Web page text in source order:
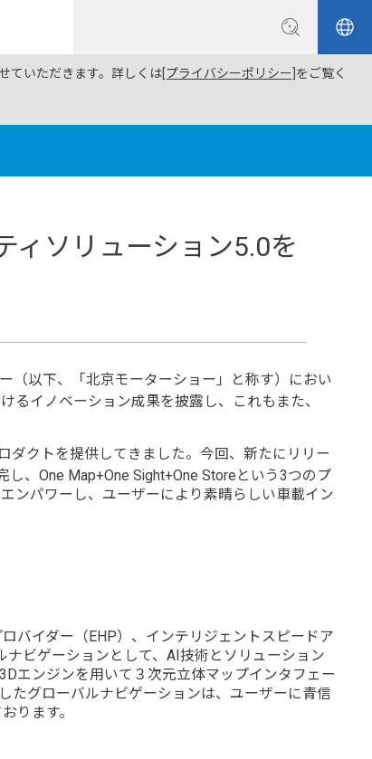
ていただきます。詳しくは [プライバシーポリシー] をご覧く
ィソリューション5.0を
（以下、「北京モーターショー」と称す）におい
るイノベーション成果を披露し、これもまた、
クトを提供してきました。今回、新たにリリー
、One Map+One Sight+One Storeという3つのプ
ンパワーし、ユーザーにより素晴らしい車載イン
バイダー（EHP）、インテリジェントスピードア
ビゲーションとして、AI技術とソリューション
エンジンを用いて３次元立体マップインタフェー
たグローバルナビゲーションは、ユーザーに青信
ります。